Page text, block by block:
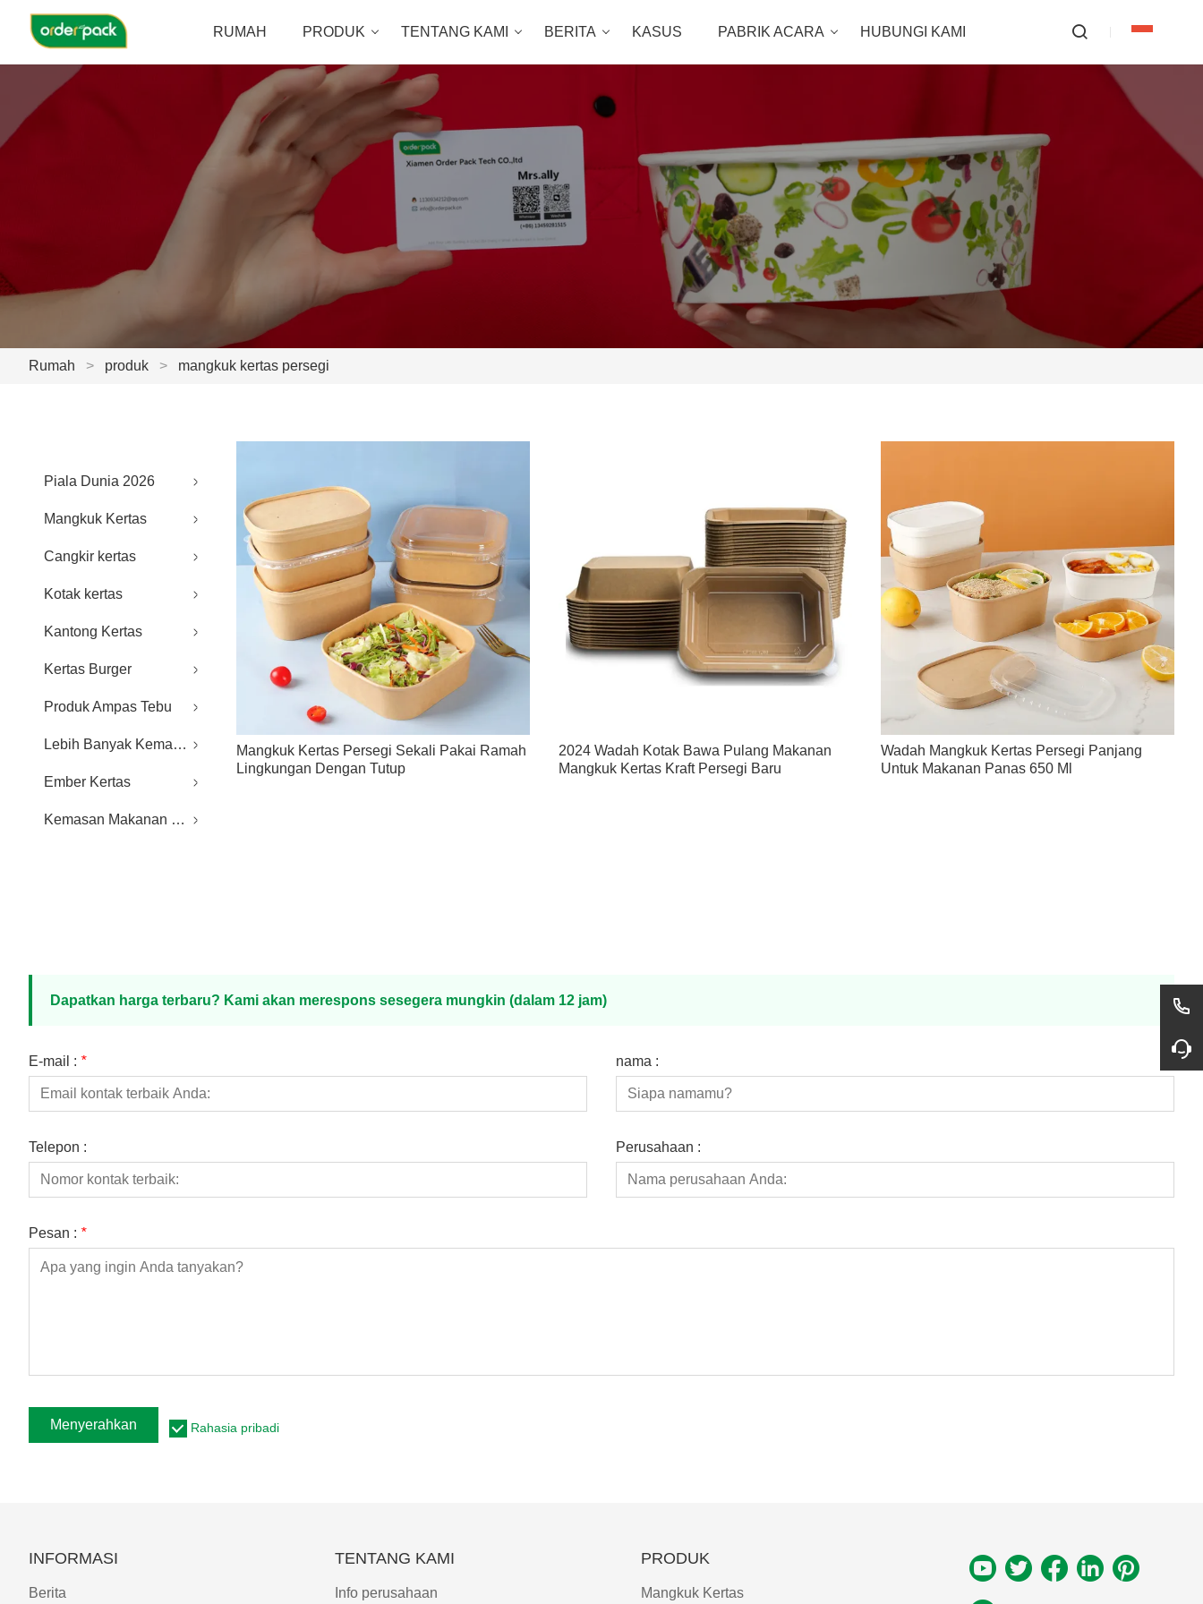
RUMAH PRODUK TENTANG KAMI BERITA KASUS PABRIK ACARA HUBUNGI KAMI
Rumah > produk > mangkuk kertas persegi
Piala Dunia 2026
Mangkuk Kertas
Cangkir kertas
Kotak kertas
Kantong Kertas
Kertas Burger
Produk Ampas Tebu
Lebih Banyak Kemasan Makanan
Ember Kertas
Kemasan Makanan Plastik
Mangkuk Kertas Persegi Sekali Pakai Ramah
Lingkungan Dengan Tutup
2024 Wadah Kotak Bawa Pulang Makanan
Mangkuk Kertas Kraft Persegi Baru
Wadah Mangkuk Kertas Persegi Panjang
Untuk Makanan Panas 650 Ml
Dapatkan harga terbaru? Kami akan merespons sesegera mungkin (dalam 12 jam)
E-mail : * nama :
Telepon : Perusahaan :
Pesan : *
Menyerahkan Rahasia pribadi
INFORMASI
Berita
TENTANG KAMI
Info perusahaan
PRODUK
Mangkuk Kertas